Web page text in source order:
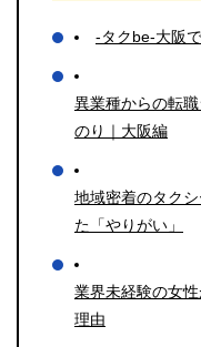
-タクbe-大阪
異業種からの転
のり｜大阪編
地域密着のタク
た「やりがい」
業界未経験の女
理由